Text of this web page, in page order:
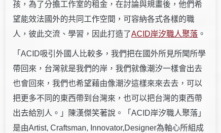
孩，為了分擔工作室的租金，在討論與規畫後，他們希
望能效法國外的共同工作空間，可容納各式各樣的職
人，彼此交流、學習，因此打造了ACID岸汐職人聚落 。
「ACID吸引外國人比較多，我們把在國外所見所聞所學
帶回來，台灣就是我們的岸，我們就像潮汐一樣會出去
也會回來，我們也希望藉由像潮汐這樣來來去去，可以
把更多不同的東西帶到台灣來，也可以把台灣的東西帶
出去給別人。」陳漢傑笑著說。「ACID岸汐職人聚落」
是由Artist, Craftsman, Innovator,Designer為軸心所組成